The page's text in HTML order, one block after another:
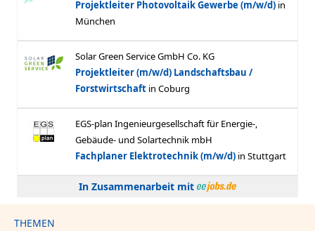
In Zusammenarbeit mit
THEMEN